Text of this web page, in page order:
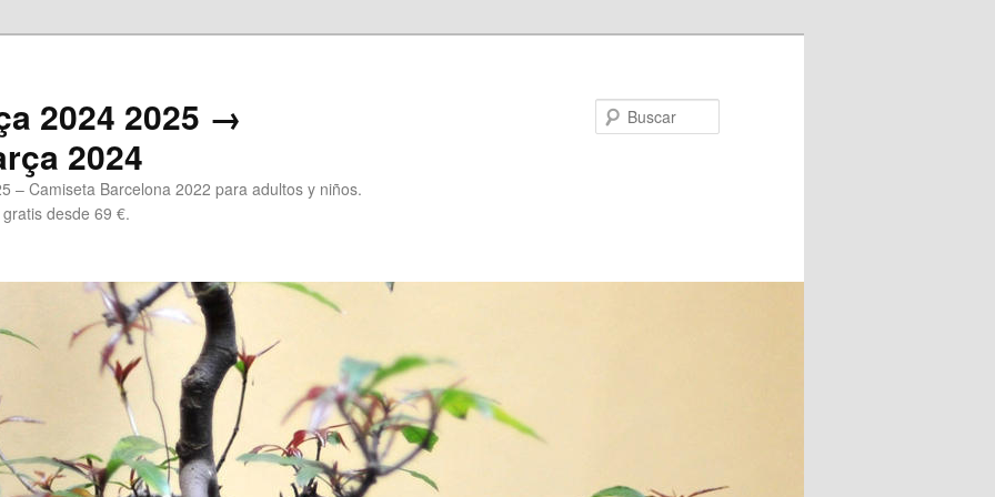
2024 2025 →
2024
– Camiseta Barcelona 2022 para adultos y niños.
desde 69 €.